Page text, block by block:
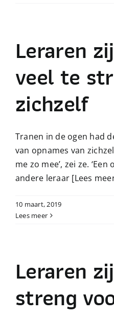
Leraren
veel te
zichzelf
Tranen in de ogen had
van opnames van
me zo mee’, zei ze.
andere leraar [Lees
10 maart, 2019
Lees meer
Leraren
streng